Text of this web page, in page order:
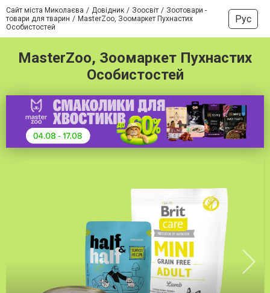
Сайт міста Миколаєва Довідник Зоосвіт
Зоотовари -
товари для тварин
MasterZoo, Зоомаркет Пухнастих
Особистостей
Рус
MasterZoo, Зоомаркет Пухнастих
Особистостей